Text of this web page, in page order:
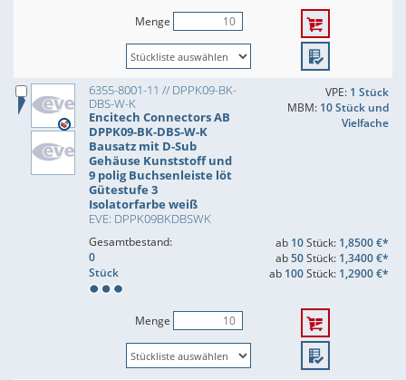
Menge
6355-8001-11 // DPPK09-BK-
DBS-W-K
Encitech Connectors AB
DPPK09-BK-DBS-W-K
Bausatz mit D-Sub
Gehäuse Kunststoff und
9 polig Buchsenleiste löt
Gütestufe 3
Isolatorfarbe weiß
EVE: DPPK09BKDBSWK
VPE: 1 Stück
MBM: 10 Stück und
Vielfache
Gesamtbestand:
0
Stück
ab 10Stück: 1,8500 €*
ab50Stück: 1,3400 €*
ab 100Stück: 1,2900 €*
Menge